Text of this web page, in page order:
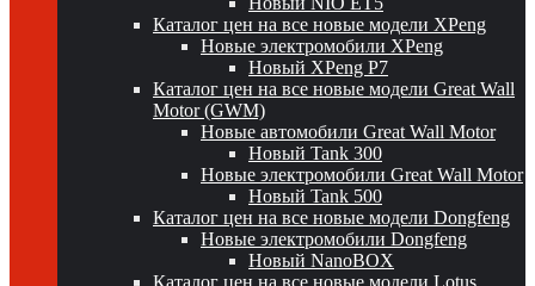
Каталог цен на все новые модели XPeng
Новые электромобили XPeng
Новый XPeng P7
Каталог цен на все новые модели Great Wall
Motor (GWM)
Новые автомобили Great Wall Motor
Новый Tank 300
Новые электромобили Great Wall Motor
Новый Tank 500
Каталог цен на все новые модели Dongfeng
Новые электромобили Dongfeng
Новый NanoBOX
Каталог цен на все новые модели Lotus